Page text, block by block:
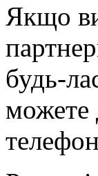
Якщо
будь-
можете